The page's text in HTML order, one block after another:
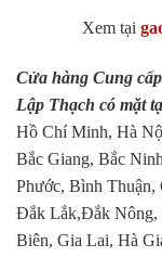
Xem tại
Cửa hàng Cung
Lập Thạch có mặt
Hồ Chí Minh, Hà
Bắc Giang, Bắc
Phước, Bình Thuận,
Đắk Lắk,Đắk Nông,
Biên, Gia Lai, Hà